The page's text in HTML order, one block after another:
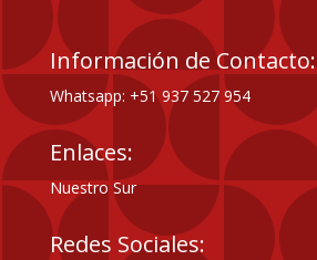
Información de Contacto:
Whatsapp: +51 937 527 954
Enlaces:
Nuestro Sur
Redes Sociales: